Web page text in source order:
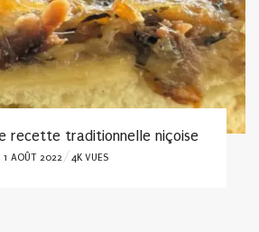
recette traditionnelle niçoise
POSTED
1 AOÛT 2022 4K VUES